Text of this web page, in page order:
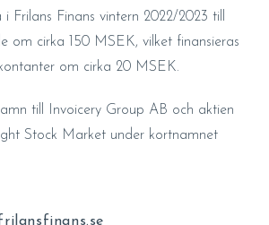
Frilans Finans vintern 2022/2023 till
om cirka 150 MSEK, vilket finansieras
om cirka 20 MSEK.
till Invoicery Group AB och aktien
Stock Market under kortnamnet